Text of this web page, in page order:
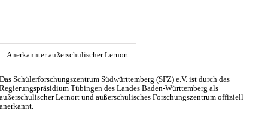
Anerkannter außerschulischer Lernort
Das Schülerforschungszentrum Südwürttemberg (SFZ) e.V. ist durch das
Regierungspräsidium Tübingen des Landes Baden-Württemberg als
außerschulischer Lernort und außerschulisches Forschungszentrum offiziell
anerkannt.